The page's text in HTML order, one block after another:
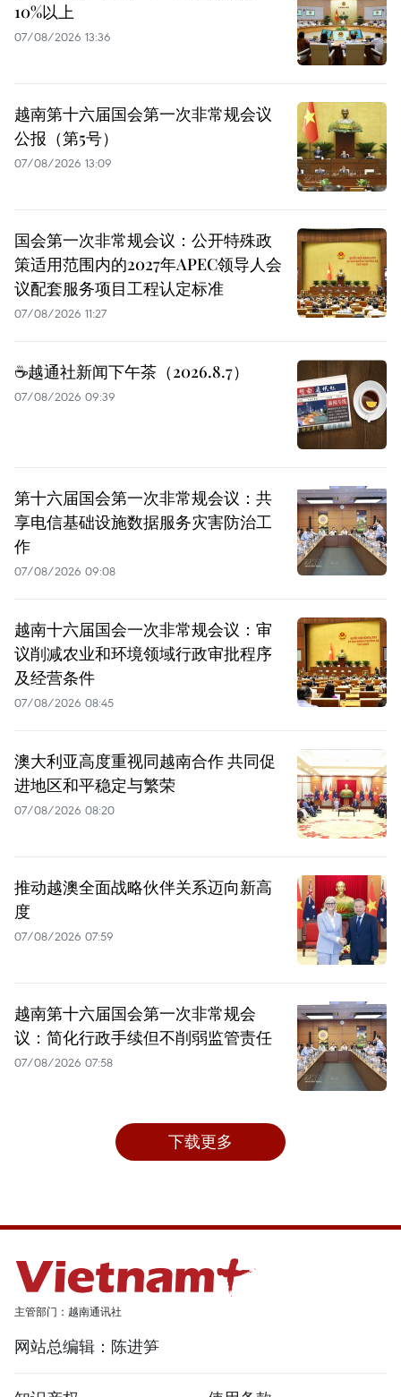
10%以上
07/08/2026 13:36
越南第十六届国会第一次非常规会议
公报（第5号）
07/08/2026 13:09
国会第一次非常规会议：公开特殊政
策适用范围内的2027年APEC领导人会
议配套服务项目工程认定标准
07/08/2026 11:27
☕️越通社新闻下午茶（2026.8.7）
07/08/2026 09:39
第十六届国会第一次非常规会议：共
享电信基础设施数据服务灾害防治工
作
07/08/2026 09:08
越南十六届国会一次非常规会议：审
议削减农业和环境领域行政审批程序
及经营条件
07/08/2026 08:45
澳大利亚高度重视同越南合作 共同促
进地区和平稳定与繁荣
07/08/2026 08:20
推动越澳全面战略伙伴关系迈向新高
度
07/08/2026 07:59
越南第十六届国会第一次非常规会
议：简化行政手续但不削弱监管责任
07/08/2026 07:58
下载更多
主管部门：越南通讯社
网站总编辑：陈进笋